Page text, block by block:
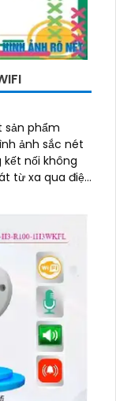
sản phẩm
ảnh sắc nét
từ xa qua điện